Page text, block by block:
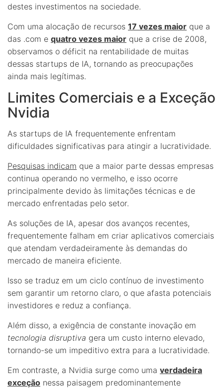
destes investimentos na sociedade.
Com uma alocação de recursos 17 vezes maior que a
das .com e quatro vezes maior que a crise de 2008,
observamos o déficit na rentabilidade de muitas
dessas startups de IA, tornando as preocupações
ainda mais legítimas.
Limites Comerciais e a Exceção
Nvidia
As startups de IA frequentemente enfrentam
dificuldades significativas para atingir a lucratividade.
Pesquisas indicam que a maior parte dessas empresas
continua operando no vermelho, e isso ocorre
principalmente devido às limitações técnicas e de
mercado enfrentadas pelo setor.
As soluções de IA, apesar dos avanços recentes,
frequentemente falham em criar aplicativos comerciais
que atendam verdadeiramente às demandas do
mercado de maneira eficiente.
Isso se traduz em um ciclo contínuo de investimento
sem garantir um retorno claro, o que afasta potenciais
investidores e reduz a confiança.
Além disso, a exigência de constante inovação em
tecnologia disruptiva gera um custo interno elevado,
tornando-se um impeditivo extra para a lucratividade.
Em contraste, a Nvidia surge como uma verdadeira
exceção nessa paisagem predominantemente